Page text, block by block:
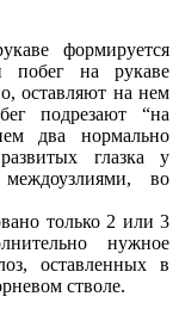
формируется
побег на рукаве
оставляют на нем
подрезают “на
два нормально
глазка у
во
только 2 или 3
нужное
оставленных в
стволе.